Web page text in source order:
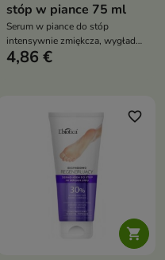
stóp w piance 75 ml
Serum w piance do stóp
intensywnie zmiękcza, wygładza
i pomaga usuwać zrogowaciały
zgrubienia i przygotowuje stopy
do domowego pedicure
4,86 €

favorite_border